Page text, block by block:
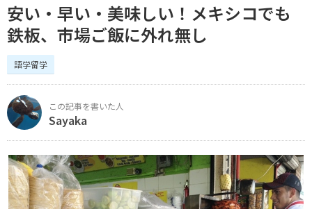
安い・早い・美味しい！メキシコでも
鉄板、市場ご飯に外れ無し
語学留学
Sayaka